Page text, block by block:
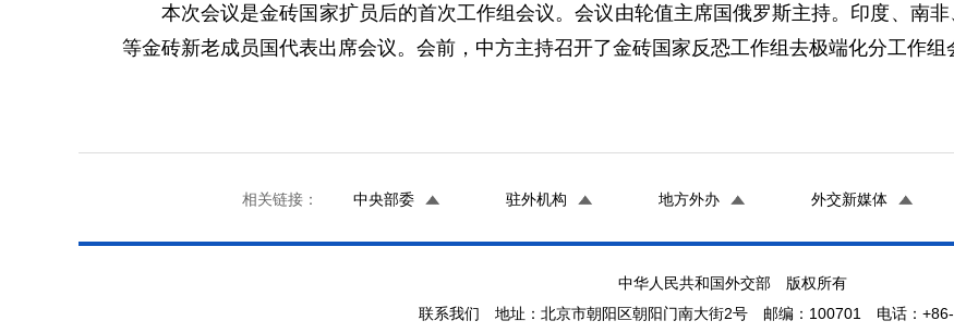
本次会议是金砖国家扩员后的首次工作组会议。会议由轮值主席国俄罗斯主持。印度、南
等金砖新老成员国代表出席会议。会前，中方主持召开了金砖国家反恐工作组去极端化分工作组
相关链接： 中央部委 驻外机构 地方外办 外交新媒体
中华人民共和国外交部 版权所有
联系我们 地址：北京市朝阳区朝阳门南大街2号 邮编：100701 电话：